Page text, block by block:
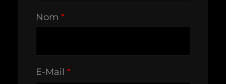
Nom *
E-Mail *